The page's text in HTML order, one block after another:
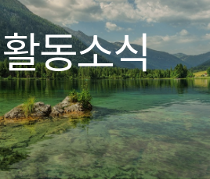
동소식